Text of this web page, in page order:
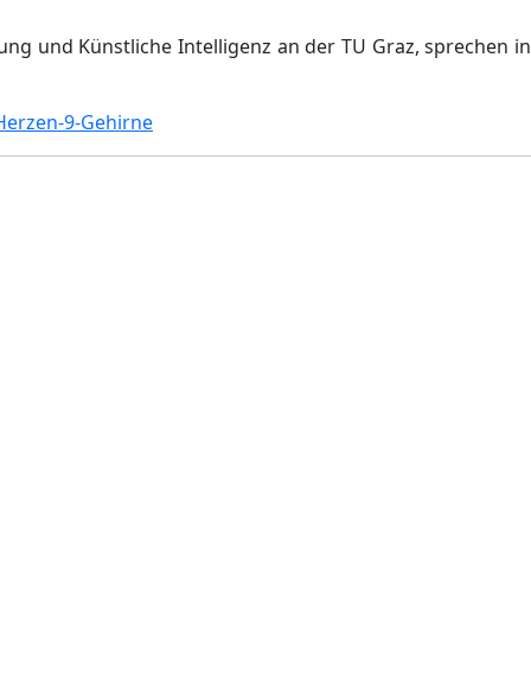
und Künstliche Intelligenz an der TU Graz, sprechen in
9-Gehirne